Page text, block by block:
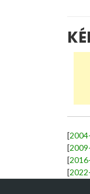
[
[
[
[